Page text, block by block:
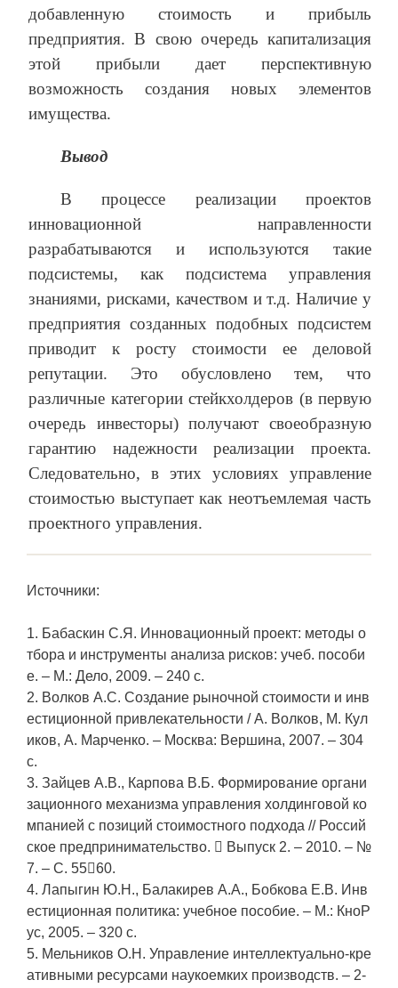
добавленную стоимость и прибыль
предприятия. В свою очередь капитализация
этой прибыли дает перспективную
возможность создания новых элементов
имущества.
Вывод
В процессе реализации проектов
инновационной направленности
разрабатываются и используются такие
подсистемы, как подсистема управления
знаниями, рисками, качеством и т.д. Наличие у
предприятия созданных подобных подсистем
приводит к росту стоимости ее деловой
репутации. Это обусловлено тем, что
различные категории стейкхолдеров (в первую
очередь инвесторы) получают своеобразную
гарантию надежности реализации проекта.
Следовательно, в этих условиях управление
стоимостью выступает как неотъемлемая часть
проектного управления.
Источники:
1. Бабаскин С.Я. Инновационный проект: методы о
тбора и инструменты анализа рисков: учеб. пособи
е. – М.: Дело, 2009. – 240 с.
2. Волков А.С. Создание рыночной стоимости и инв
естиционной привлекательности / А. Волков, М. Кул
иков, А. Марченко. – Москва: Вершина, 2007. – 304
с.
3. Зайцев А.В., Карпова В.Б. Формирование органи
зационного механизма управления холдинговой ко
мпанией с позиций стоимостного подхода // Россий
ское предпринимательство.  Выпуск 2. – 2010. – №
7. – С. 5560.
4. Лапыгин Ю.Н., Балакирев А.А., Бобкова Е.В. Инв
естиционная политика: учебное пособие. – М.: КноР
ус, 2005. – 320 с.
5. Мельников О.Н. Управление интеллектуально-кре
ативными ресурсами наукоемких производств. – 2-